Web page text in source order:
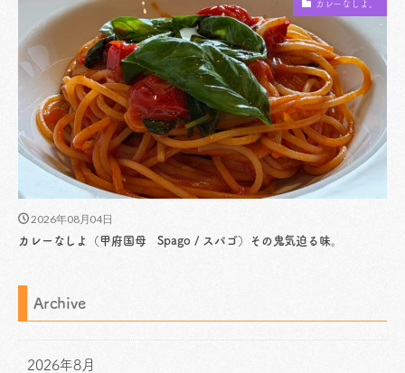
カレーなしよ。
2026年08月04日
カレーなしよ（甲府国母 Spago / スパゴ）その鬼気迫る味。
Archive
2026年8月